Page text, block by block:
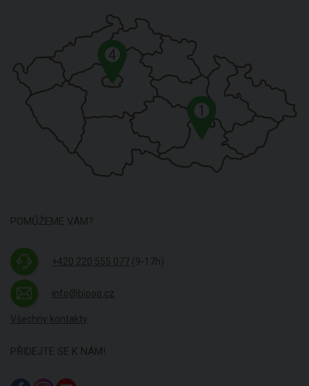
1
4
POMŮŽEME VÁM?
+420 220 555 077 (9-17h)
info@biooo.cz
Všechny kontakty
PŘIDEJTE SE K NÁM!